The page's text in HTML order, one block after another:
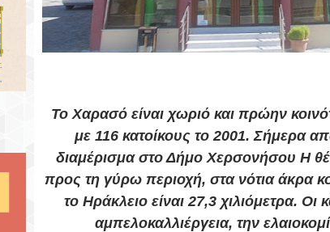
ΤοΧαρασό είναι χωριό και πρώην
με 116 κατοίκους το2001. Σήμερα
διαμέρισμα στο Δήμο Χερσονήσου Η
προς τη γύρω περιοχή, στα νότια άκρα
το Ηράκλειοείναι 27,3 χιλιόμετρα. Οι
αμπελοκαλλιέργεια, την